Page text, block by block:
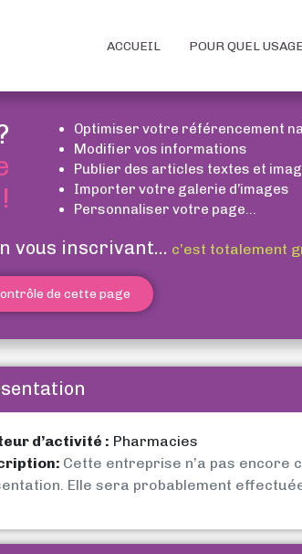
ACCUEIL POUR QUEL
Optimiser votre référencement
Modifier vos informations
Publier des articles textes et
Importer votre galerie d’images
Personnaliser votre page...
vous inscrivant... c’est totalement
de cette page
d’activité : Pharmacies
Cette entreprise n’a pas encore
Elle sera probablement